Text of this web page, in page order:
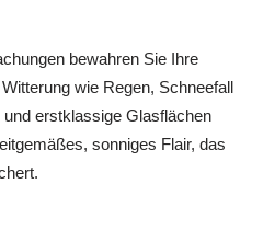
bewahren Sie Ihre
wie Regen, Schneefall
erstklassige Glasflächen
sonniges Flair, das